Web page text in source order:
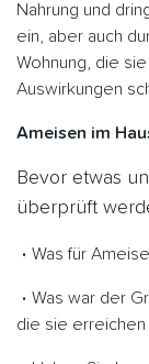
Nahrung und
ein, aber auch
Wohnung, die
Auswirkungen
Ameisen im
Bevor etwas
überprüft
Was für
Was war der
die sie erreichen